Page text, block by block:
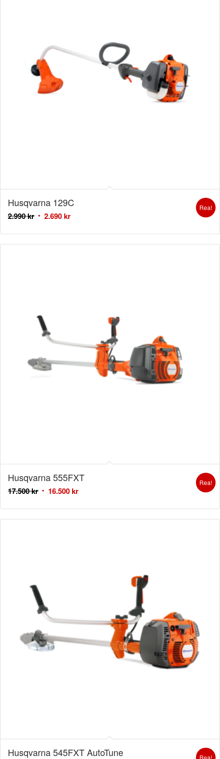
Husqvarna 129C
2.990kr 2.690kr
Rea!
Husqvarna 555FXT
17.500kr 16.500kr
Rea!
Husqvarna 545FXT AutoTune